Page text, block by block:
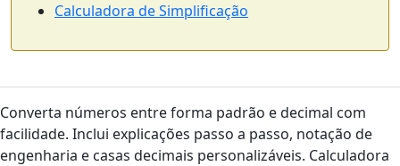
Calculadora de Simplificação
Converta números entre forma padrão e decimal com
facilidade. Inclui explicações passo a passo, notação de
engenharia e casas decimais personalizáveis. Calculadora